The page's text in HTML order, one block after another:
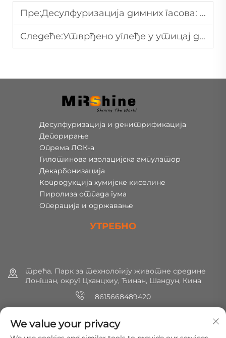
Пре:Десулфуризација димних гасова: кључна компонента стратегија чисте ваздуха
Следеће:Утврђено углеђе у утицај десулфуризације димних гасова на животну средину
Десулфуризација и денитрификација
Депорирање
Опрема ЛОК-а
Гилотинова изолацијска ампулатор
Декарбонизација
Копродукција хумијске киселине
Пиролиза отпада гума
Операција и одржавање
УТРЕБНО
трећа. Парк за технологију животне средине
Лонгшан, округ Цханцхиу, Ђинан, Шандун, Кина
8615668489420
[email protected]
We value your privacy